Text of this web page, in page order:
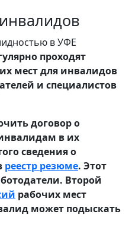
проходят
мест для инвалидов
и специалистов
договор о
в их
сведения о
реестр резюме. Этот
Второй
рабочих мест
может подыскать